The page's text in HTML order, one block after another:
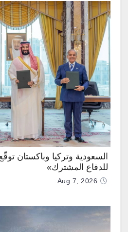
السعودية وتركيا وباكستان
للدفاع المشترك»
Aug 7, 2026